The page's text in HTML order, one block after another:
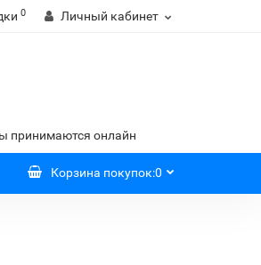
0 Личный кабинет
принимаются онлайн
Корзина покупок:0